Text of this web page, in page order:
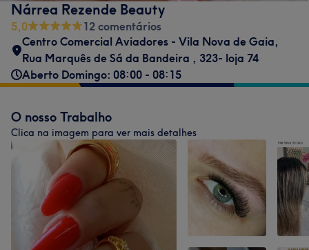
Nárrea Rezende Beauty
5,0
12 comentários
Centro Comercial Aviadores - Vila Nova de Gaia,
Rua Marquês de Sá da Bandeira , 323- loja 74
Aberto Domingo: 08:00 - 08:15
O nosso Trabalho
Clica na imagem para ver mais detalhes